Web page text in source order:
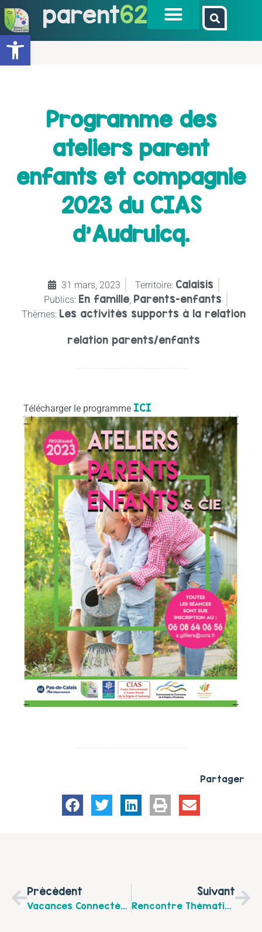
Ouvrir la barre d’outils
parent62
Programme des
ateliers parent
enfants et compagnie
2023 du CIAS
d’Audruicq.
31 mars, 2023 Territoire: Calaisis
Publics: En famille Parents-enfants
Thèmes: Les activités supports à la relation
relation parents/enfants
Télécharger le programme ICI
Partager
Précédent
Vacances Connectées En Région D’Audruicq : Découverte D’outils Numériques Nouvelle Génération !
Suivant
Rencontre Thématique : L’estime De Soi Chez L’enfant, Comment Accompagner Son Enfant Mercredi 5 Avril À 18 H Au Bôbar À Ruminghem.